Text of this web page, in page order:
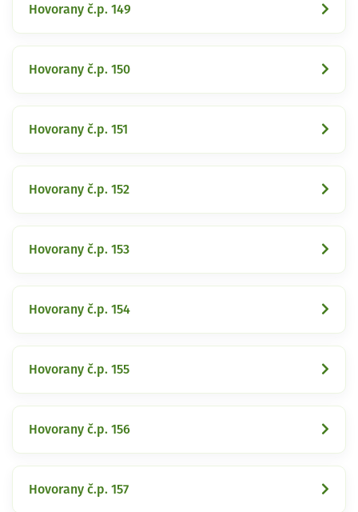
Hovorany č.p. 149
Hovorany č.p. 150
Hovorany č.p. 151
Hovorany č.p. 152
Hovorany č.p. 153
Hovorany č.p. 154
Hovorany č.p. 155
Hovorany č.p. 156
Hovorany č.p. 157